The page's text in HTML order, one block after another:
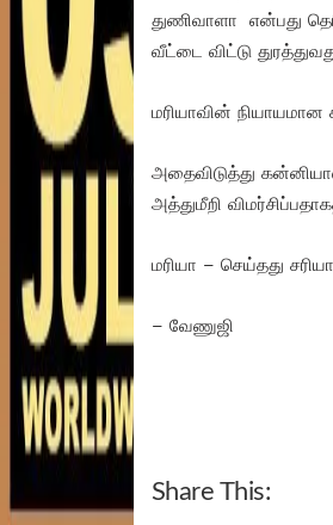
துணிவாளா என்பது
வீட்டை விட்டு
மரியாவின்
அதைவிடுத்து
அத்துமீறி
மரியா – செய்தது
– வேணுஜி
Share This: